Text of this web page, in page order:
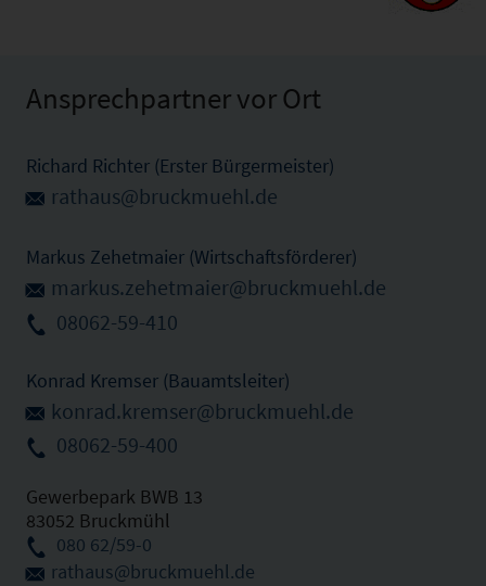
Ansprechpartner vor Ort
Richard Richter (Erster Bürgermeister)
rathaus@bruckmuehl.de
Markus Zehetmaier (Wirtschaftsförderer)
markus.zehetmaier@bruckmuehl.de
08062-59-410
Konrad Kremser (Bauamtsleiter)
konrad.kremser@bruckmuehl.de
08062-59-400
Gewerbepark BWB 13
83052 Bruckmühl
080 62/59-0
rathaus@bruckmuehl.de